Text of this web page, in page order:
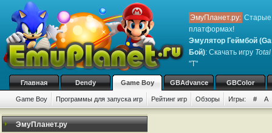
ЭмуПланет.ру: Старые
платформах!
Эмулятор Геймбой
Бой): Скачать игру
"T"
Главная Dendy Game Boy GBAdvance GBColor
Game Boy Программы для запуска игр Рейтинг игр Обзоры Игры: # A
ЭмуПланет.ру